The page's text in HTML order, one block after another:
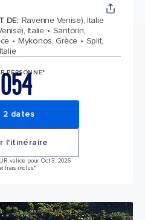
DE: Ravenne Venise), Italie
Italie
Santorin,
Mykonos, Grèce
Split,
PERSONNE*
2 dates
l'itinéraire
valide pour Oct 3, 2026
frais inclus.*